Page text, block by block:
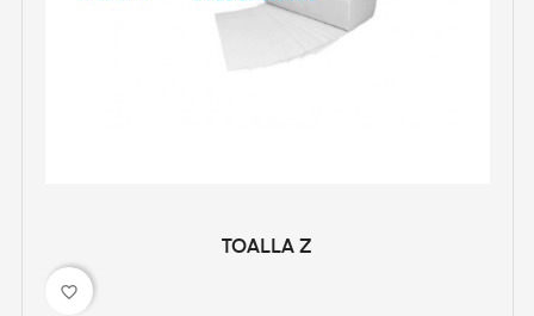
TOALLA Z
favorite_border